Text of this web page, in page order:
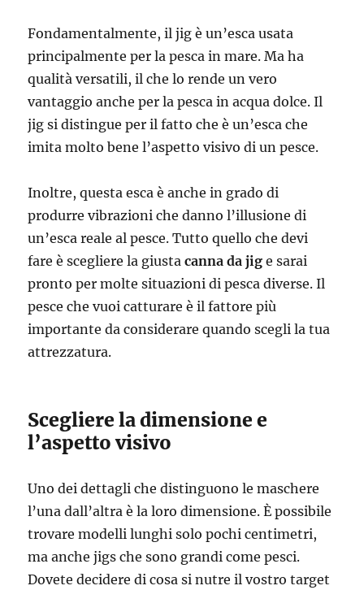
Fondamentalmente, il jig è un’esca usata
principalmente per la pesca in mare. Ma ha
qualità versatili, il che lo rende un vero
vantaggio anche per la pesca in acqua dolce. Il
jig si distingue per il fatto che è un’esca che
imita molto bene l’aspetto visivo di un pesce.
Inoltre, questa esca è anche in grado di
produrre vibrazioni che danno l’illusione di
un’esca reale al pesce. Tutto quello che devi
fare è scegliere la giustacanna da jig e sarai
pronto per molte situazioni di pesca diverse. Il
pesce che vuoi catturare è il fattore più
importante da considerare quando scegli la tua
attrezzatura.
Scegliere la dimensione e
l’aspetto visivo
Uno dei dettagli che distinguono le maschere
l’una dall’altra è la loro dimensione. È possibile
trovare modelli lunghi solo pochi centimetri,
ma anche jigs che sono grandi come pesci.
Dovete decidere di cosa si nutre il vostro target